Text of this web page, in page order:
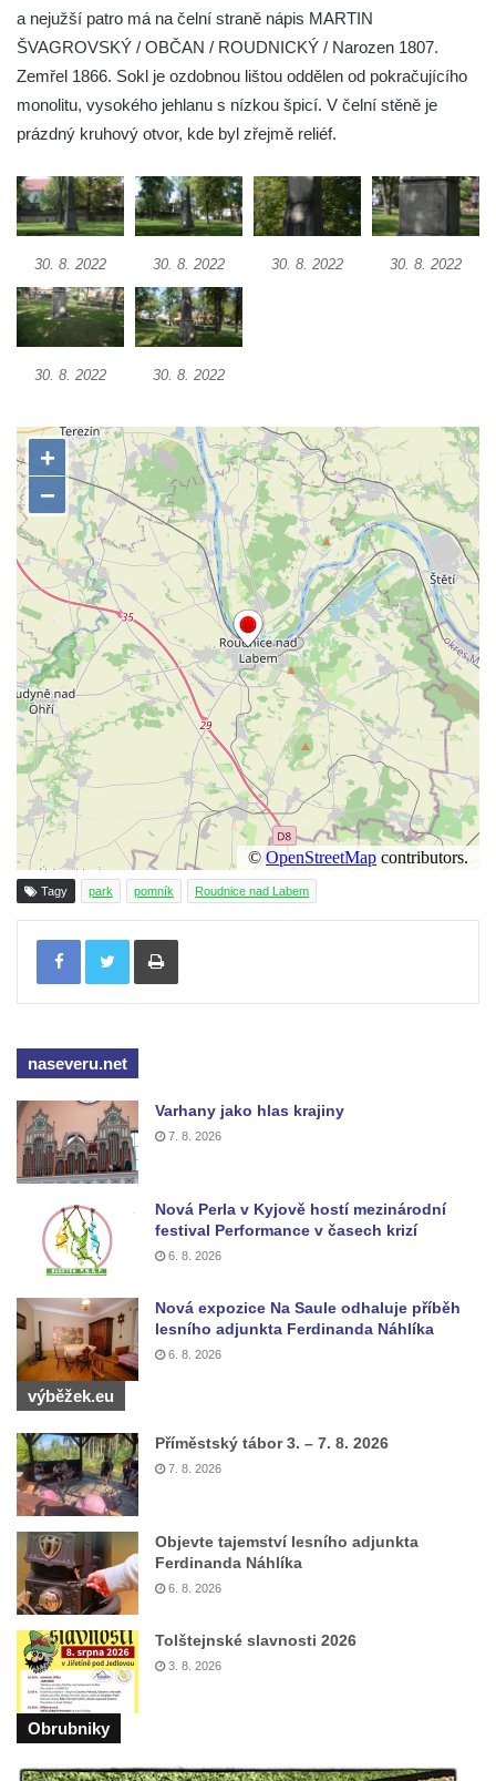
Socha Přátelství v ZOO Hluboká
Socha Matka příroda v ZOO Hluboká
Socha Lišky v ZOO Hluboká
Socha Rys číhající na srnu v ZOO Hluboká
Socha Orlice v ZOO Hluboká
Socha Tygr v ZOO Hluboká
Socha Želva v ZOO Hluboká
Socha Kozorožec horský v ZOO Hluboká
Socha Nosorožík v ZOO Hluboká
Socha Rosomák v ZOO Hluboká
Socha Beruška v ZOO Hluboká
Socha Vážka v ZOO Hluboká
Socha Volavka v ZOO Hluboká
Flamingo trůn v ZOO Hluboká
Lavička Kůň Převalského v ZOO Hluboká
Lysá nad Labem, barokní město Šporkovo
Socha Opičákovník v ZOO Hluboká
Socha Roháč v ZOO Hluboká
Socha Mystik v ZOO Hluboká
Reliéf Rodina a práce na budově záložny
čp. 69/1 v Českých Budějovicích
Socha Jana Valeria Jirsíka u Černé věže v
Českých Budějovicích
Socha Krista klesajícího pod křížem u
kostela svatého Mikuláše v Českých
kostela svaté Rodiny v Českých
Socha S tebou v parku na Senovážném
náměstí v Českých Budějovicích
Socha Tornádo v parku na Senovážném
náměstí v Českých Budějovicích
Sousoší Humanoidi na Lannově třídě v
Českých Budějovicích
Pomník Vojtěcha Adalberta Lanny v parku
Na Sadech v Českých Budějovicích
Pomník Přemysla Otakara II. v parku Na
Sadech v Českých Budějovicích
Socha Mateřství v parku Na Sadech v
Českých Budějovicích
Památník Otokara Mokrého v parku Na
Sadech v Českých Budějovicích
Poslední dochovaný tramvajový sloup na
Pražské třídě v Českých Budějovicích
Českých Budějovicích
Socha svatého Jana Nepomuckého Na
Sadech u Mlýnské stoky v Českých
Budějovicích
a nejužší patro má na čelní straně nápis MARTIN
ŠVAGROVSKÝ / OBČAN / ROUDNICKÝ / Narozen 1807.
Zemřel 1866. Sokl je ozdobnou lištou oddělen od pokračujícího
monolitu, vysokého jehlanu s nízkou špicí. V čelní stěně je
prázdný kruhový otvor, kde byl zřejmě reliéf.
30. 8. 2022 30. 8. 2022 30. 8. 2022 30. 8. 2022
30. 8. 2022 30. 8. 2022
Tagy park pomník Roudnice nad Labem
Tisknout
naseveru.net
Varhany jako hlas krajiny
7. 8. 2026
Nová Perla v Kyjově hostí mezinárodní
festival Performance v časech krizí
6. 8. 2026
Nová expozice Na Saule odhaluje příběh
lesního adjunkta Ferdinanda Náhlíka
6. 8. 2026
výběžek.eu
Příměstský tábor 3. – 7. 8. 2026
7. 8. 2026
Objevte tajemství lesního adjunkta
Ferdinanda Náhlíka
6. 8. 2026
Tolštejnské slavnosti 2026
3. 8. 2026
Obrubniky